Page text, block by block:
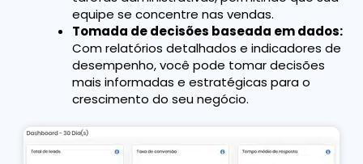
equipe se concentre nas vendas.
Tomada de decisões baseada em dados:
Com relatórios detalhados e indicadores de
desempenho, você pode tomar decisões
mais informadas e estratégicas para o
crescimento do seu negócio.